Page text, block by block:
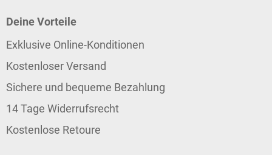
Deine Vorteile
Exklusive Online-Konditionen
Kostenloser Versand
Sichere und bequeme Bezahlung
14 Tage Widerrufsrecht
Kostenlose Retoure